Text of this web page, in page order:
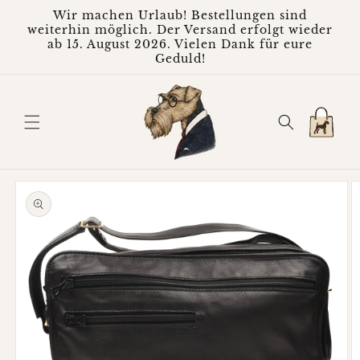
Inhalt
Wir machen Urlaub! Bestellungen sind
weiterhin möglich. Der Versand erfolgt wieder
ab 15. August 2026. Vielen Dank für eure
Geduld!
Warenkorb